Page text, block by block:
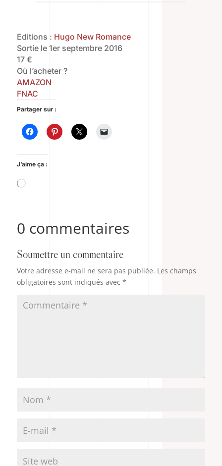
Editions : Hugo New Romance
Sortie le 1er septembre 2016
17 €
Où l’acheter ?
AMAZON
FNAC
Partager sur :
J’aime ça :
Chargement…
0 commentaires
Soumettre un commentaire
Votre adresse e-mail ne sera pas publiée. Les champs
obligatoires sont indiqués avec *